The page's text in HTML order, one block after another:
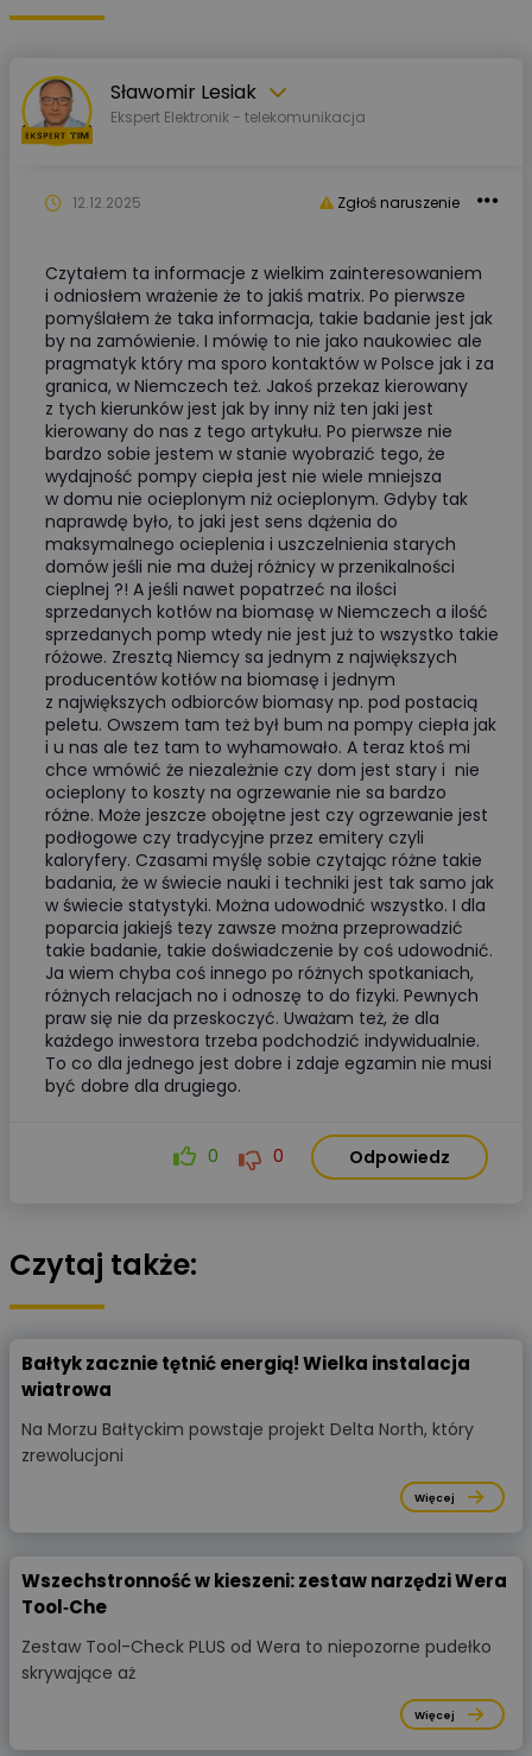
Sławomir Lesiak
Ekspert Elektronik - telekomunikacja
Zgłoś naruszenie
12.12.2025
Czytałem ta informacje z wielkim zainteresowaniem
i odniosłem wrażenie że to jakiś matrix. Po pierwsze
pomyślałem że taka informacja, takie badanie jest jak
by na zamówienie. I mówię to nie jako naukowiec ale
pragmatyk który ma sporo kontaktów w Polsce jak i za
granica, w Niemczech też. Jakoś przekaz kierowany
z tych kierunków jest jak by inny niż ten jaki jest
kierowany do nas z tego artykułu. Po pierwsze nie
bardzo sobie jestem w stanie wyobrazić tego, że
wydajność pompy ciepła jest nie wiele mniejsza
w domu nie ocieplonym niż ocieplonym. Gdyby tak
naprawdę było, to jaki jest sens dążenia do
maksymalnego ocieplenia i uszczelnienia starych
domów jeśli nie ma dużej różnicy w przenikalności
cieplnej ?! A jeśli nawet popatrzeć na ilości
sprzedanych kotłów na biomasę w Niemczech a ilość
sprzedanych pomp wtedy nie jest już to wszystko takie
różowe. Zresztą Niemcy sa jednym z największych
producentów kotłów na biomasę i jednym
z największych odbiorców biomasy np. pod postacią
peletu. Owszem tam też był bum na pompy ciepła jak
i u nas ale tez tam to wyhamowało. A teraz ktoś mi
chce wmówić że niezależnie czy dom jest stary i nie
ocieplony to koszty na ogrzewanie nie sa bardzo
różne. Może jeszcze obojętne jest czy ogrzewanie jest
podłogowe czy tradycyjne przez emitery czyli
kaloryfery. Czasami myślę sobie czytając różne takie
badania, że w świecie nauki i techniki jest tak samo jak
w świecie statystyki. Można udowodnić wszystko. I dla
poparcia jakiejś tezy zawsze można przeprowadzić
takie badanie, takie doświadczenie by coś udowodnić.
Ja wiem chyba coś innego po różnych spotkaniach,
różnych relacjach no i odnoszę to do fizyki. Pewnych
praw się nie da przeskoczyć. Uważam też, że dla
każdego inwestora trzeba podchodzić indywidualnie.
To co dla jednego jest dobre i zdaje egzamin nie musi
być dobre dla drugiego.
0 0 Odpowiedz
Czytaj także:
Bałtyk zacznie tętnić energią! Wielka instalacja
wiatrowa
Na Morzu Bałtyckim powstaje projekt Delta North, który
zrewolucjoni
Więcej
Wszechstronność w kieszeni: zestaw narzędzi Wera
Tool‑Che
Zestaw Tool-Check PLUS od Wera to niepozorne pudełko
skrywające aż
Więcej